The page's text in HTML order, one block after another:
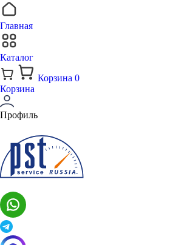
Главная
Каталог
Корзина 0
Корзина
Профиль